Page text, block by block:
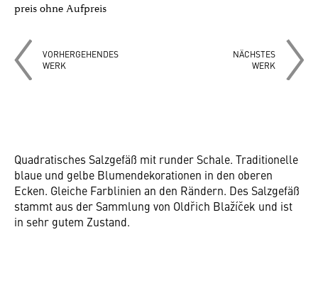
preis ohne Aufpreis
VORHERGEHENDES
WERK
NÄCHSTES
WERK
Quadratisches Salzgefäß mit runder Schale. Traditionelle
blaue und gelbe Blumendekorationen in den oberen
Ecken. Gleiche Farblinien an den Rändern. Des Salzgefäß
stammt aus der Sammlung von Oldřich Blažíček und ist
in sehr gutem Zustand.